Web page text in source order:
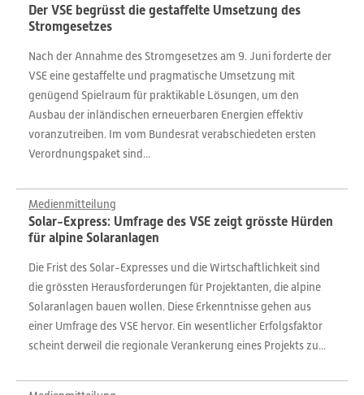
Der VSE begrüsst die gestaffelte Umsetzung des
Stromgesetzes
Nach der Annahme des Stromgesetzes am 9. Juni forderte der
VSE eine gestaffelte und pragmatische Umsetzung mit
genügend Spielraum für praktikable Lösungen, um den
Ausbau der inländischen erneuerbaren Energien effektiv
voranzutreiben. Im vom Bundesrat verabschiedeten ersten
Verordnungspaket sind...
Medienmitteilung
Solar-Express: Umfrage des VSE zeigt grösste Hürden
für alpine Solaranlagen
Die Frist des Solar-Expresses und die Wirtschaftlichkeit sind
die grössten Herausforderungen für Projektanten, die alpine
Solaranlagen bauen wollen. Diese Erkenntnisse gehen aus
einer Umfrage des VSE hervor. Ein wesentlicher Erfolgsfaktor
scheint derweil die regionale Verankerung eines Projekts zu...